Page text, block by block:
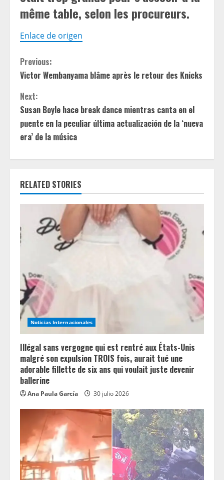
même table, selon les procureurs.
Enlace de origen
C
o
n
t
u
R
a
d
i
n
g
Previous:
Victor Wembanyama blâme après le retour des Knicks
Next:
Susan Boyle hace break dance mientras canta en el
puente en la peculiar última actualización de la ‘nueva
era’ de la música
RELATED STORIES
Noticias Internacionales
Illégal sans vergogne qui est rentré aux États-Unis
malgré son expulsion TROIS fois, aurait tué une
adorable fillette de six ans qui voulait juste devenir
ballerine
Ana Paula García 30 julio 2026